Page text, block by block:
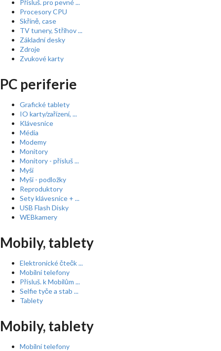
Přísluš. pro pevné ...
Procesory CPU
Skříně, case
TV tunery, Střihov ...
Základní desky
Zdroje
Zvukové karty
PC periferie
Grafické tablety
IO karty/zařízení, ...
Klávesnice
Média
Modemy
Monitory
Monitory - přísluš ...
Myši
Myši - podložky
Reproduktory
Sety klávesnice + ...
USB Flash Disky
WEBkamery
Mobily, tablety
Elektronické čtečk ...
Mobilní telefony
Přísluš. k Mobilům ...
Selfie tyče a stab ...
Tablety
Mobily, tablety
Mobilní telefony